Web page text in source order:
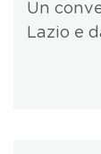
Un
Lazio e